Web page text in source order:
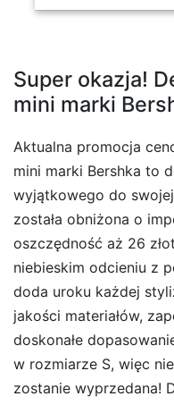
Super okazja!
mini marki
Aktualna promocja
mini marki Bershka to
wyjątkowego do
została obniżona o
oszczędność aż 26
niebieskim odcieniu z
doda uroku każdej
jakości materiałów,
doskonałe
w rozmiarze S, więc
zostanie wyprzedana!